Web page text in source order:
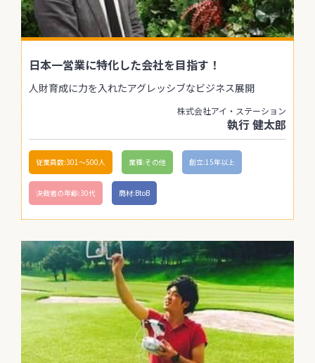
日本一営業に特化した会社を目指す！
人財育成に力を入れたアグレッシブなビジネス展開
株式会社アイ・ステーション
執行 健太郎
従業員数:301〜500人 業種:その他 創立:15年以上
決裁者の年齢:30代 商材:BtoB